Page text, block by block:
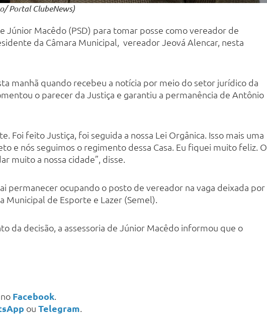
Portal ClubeNews)
Macêdo (PSD) para tomar posse como vereador de
da Câmara Municipal, vereador Jeová Alencar, nesta
manhã quando recebeu a notícia por meio do setor jurídico da
o parecer da Justiça e garantiu a permanência de Antônio
Foi feito Justiça, foi seguida a nossa Lei Orgânica. Isso mais uma
e nós seguimos o regimento dessa Casa. Eu fiquei muito feliz. O
muito a nossa cidade”, disse.
permanecer ocupando o posto de vereador na vaga deixada por
Municipal de Esporte e Lazer (Semel).
da decisão, a assessoria de Júnior Macêdo informou que o
Facebook.
ou Telegram.